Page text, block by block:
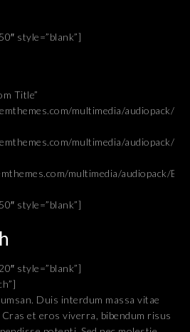
style=”blank”]
Title”
multimedia/audiopack/
multimedia/audiopack/
multimedia/audiopack/
style=”blank”]
style=”blank”]
Duis interdum massa vitae
et eros viverra, bibendum risus